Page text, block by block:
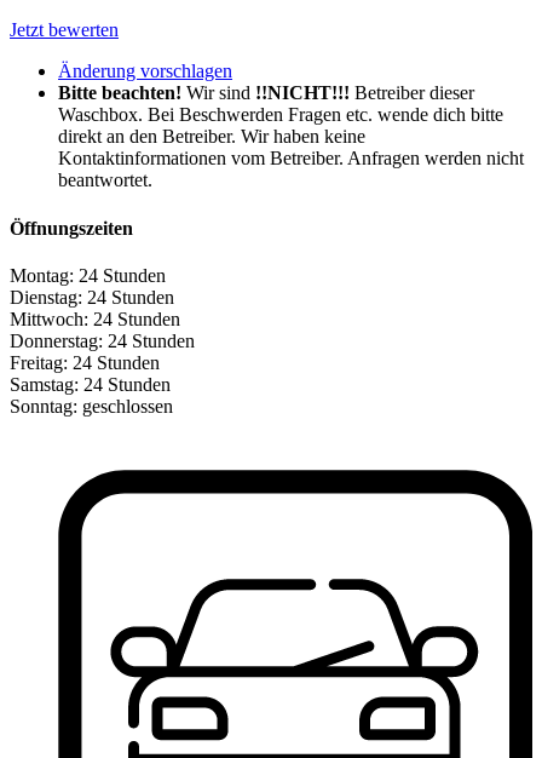
Jetzt bewerten
Änderung vorschlagen
Bitte beachten! Wir sind !!NICHT!!! Betreiber dieser
Waschbox. Bei Beschwerden Fragen etc. wende dich bitte
direkt an den Betreiber. Wir haben keine
Kontaktinformationen vom Betreiber. Anfragen werden nicht
beantwortet.
Öffnungszeiten
Montag: 24 Stunden
Dienstag: 24 Stunden
Mittwoch: 24 Stunden
Donnerstag: 24 Stunden
Freitag: 24 Stunden
Samstag: 24 Stunden
Sonntag: geschlossen